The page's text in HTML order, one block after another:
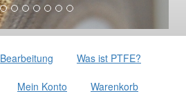
Bearbeitung Was ist PTFE?
Mein Konto Warenkorb